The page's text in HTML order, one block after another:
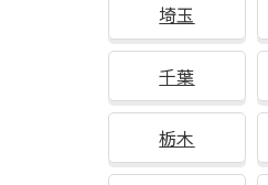
埼玉
千葉
栃木